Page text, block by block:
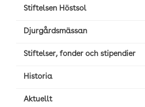
Stiftelsen Höstsol
Djurgårdsmässan
Stiftelser, fonder och stipendier
Historia
Aktuellt